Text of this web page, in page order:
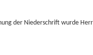
der Niederschrift wurde